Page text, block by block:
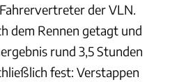
der VLN.
dem Rennen getagt und
rund 3,5 Stunden
fest: Verstappen